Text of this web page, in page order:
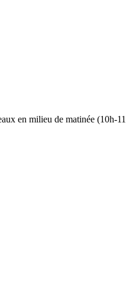
en milieu de matinée (10h-